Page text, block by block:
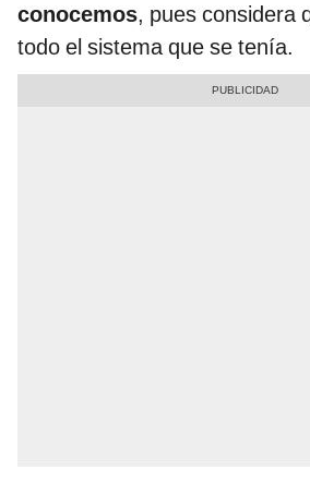
conocemos, pues considera
todo el sistema que se tenía.